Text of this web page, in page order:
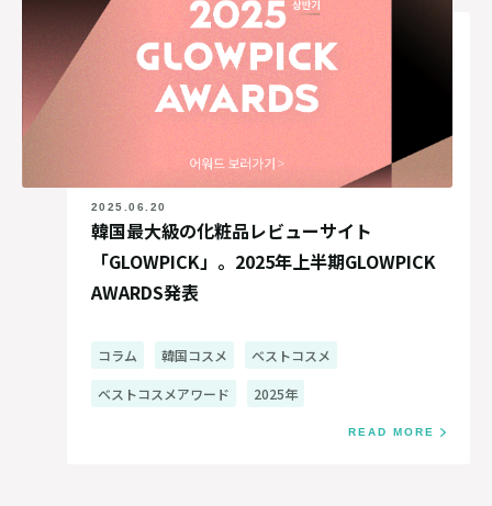
2025.06.20
韓国最大級の化粧品レビューサイト
「GLOWPICK」。2025年上半期GLOWPICK
AWARDS発表
コラム 韓国コスメ ベストコスメ
ベストコスメアワード 2025年
READ MORE